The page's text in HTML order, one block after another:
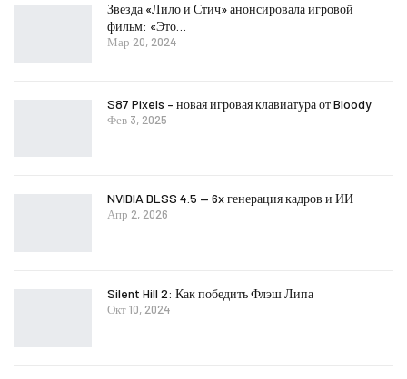
Звезда «Лило и Стич» анонсировала игровой
фильм: «Это…
Мар 20, 2024
S87 Pixels – новая игровая клавиатура от Bloody
Фев 3, 2025
NVIDIA DLSS 4.5 — 6x генерация кадров и ИИ
Апр 2, 2026
Silent Hill 2: Как победить Флэш Липа
Окт 10, 2024